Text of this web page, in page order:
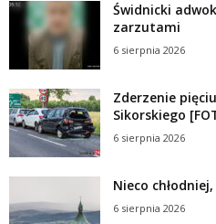
Świdnicki
zarzutami
6 sierpnia 2026
Zderzenie
Sikorskiego
6 sierpnia 2026
Nieco
6 sierpnia 2026